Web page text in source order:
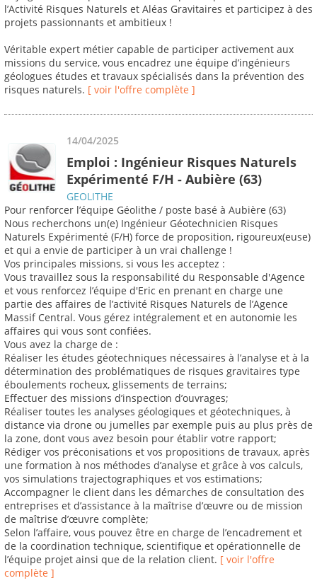
l’Activité Risques Naturels et Aléas Gravitaires et participez à des
projets passionnants et ambitieux !
Véritable expert métier capable de participer activement aux
missions du service, vous encadrez une équipe d’ingénieurs
géologues études et travaux spécialisés dans la prévention des
risques naturels. [ voir l'offre complète ]
14/04/2025
Emploi : Ingénieur Risques Naturels
Expérimenté F/H - Aubière (63)
GEOLITHE
Pour renforcer l’équipe Géolithe / poste basé à Aubière (63)
Nous recherchons un(e) Ingénieur Géotechnicien Risques
Naturels Expérimenté (F/H) force de proposition, rigoureux(euse)
et qui a envie de participer à un vrai challenge !
Vos principales missions, si vous les acceptez :
Vous travaillez sous la responsabilité du Responsable d'Agence
et vous renforcez l’équipe d'Eric en prenant en charge une
partie des affaires de l’activité Risques Naturels de l’Agence
Massif Central. Vous gérez intégralement et en autonomie les
affaires qui vous sont confiées.
Vous avez la charge de :
Réaliser les études géotechniques nécessaires à l’analyse et à la
détermination des problématiques de risques gravitaires type
éboulements rocheux, glissements de terrains;
Effectuer des missions d’inspection d’ouvrages;
Réaliser toutes les analyses géologiques et géotechniques, à
distance via drone ou jumelles par exemple puis au plus près de
la zone, dont vous avez besoin pour établir votre rapport;
Rédiger vos préconisations et vos propositions de travaux, après
une formation à nos méthodes d’analyse et grâce à vos calculs,
vos simulations trajectographiques et vos estimations;
Accompagner le client dans les démarches de consultation des
entreprises et d’assistance à la maîtrise d’œuvre ou de mission
de maîtrise d’œuvre complète;
Selon l’affaire, vous pouvez être en charge de l’encadrement et
de la coordination technique, scientifique et opérationnelle de
l’équipe projet ainsi que de la relation client. [ voir l'offre
complète ]